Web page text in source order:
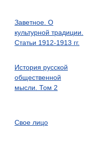
Заветное. О
культурной традиции.
Статьи 1912-1913 гг.
История русской
общественной
мысли. Том 2
Свое лицо